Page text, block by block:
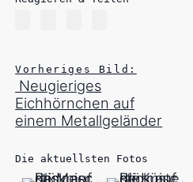
Vorheriges Bild:
Neugieriges
Eichhörnchen auf
einem Metallgeländer
Die aktuellsten Fotos